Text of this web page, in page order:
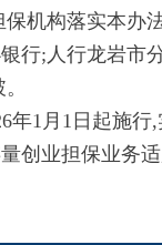
机构落实本办
行;人行龙岩市
月1日起施行,
创业担保业务